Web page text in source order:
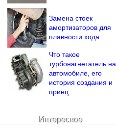
Замена стоек
амортизаторов для
плавности хода
Что такое
турбонагнетатель на
автомобиле, его
история создания и
принц
Интересное